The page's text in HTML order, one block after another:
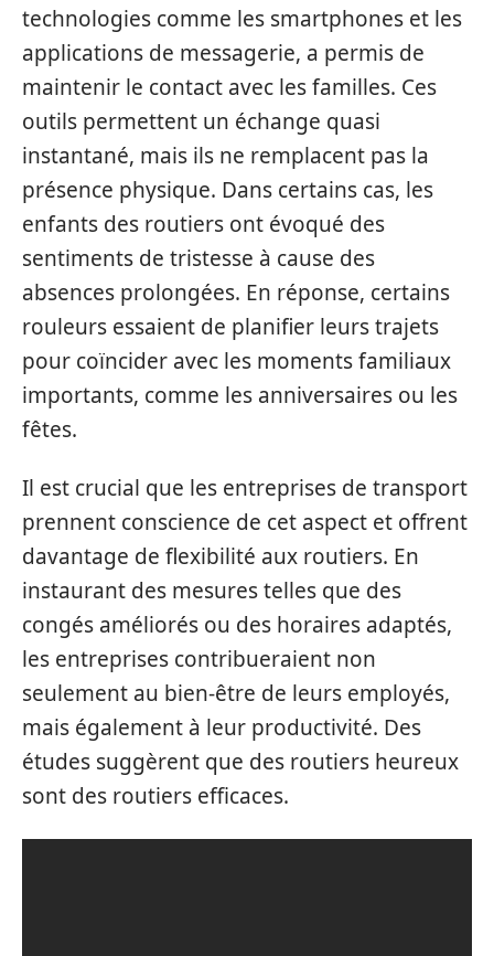
technologies comme les smartphones et les
applications de messagerie, a permis de
maintenir le contact avec les familles. Ces
outils permettent un échange quasi
instantané, mais ils ne remplacent pas la
présence physique. Dans certains cas, les
enfants des routiers ont évoqué des
sentiments de tristesse à cause des
absences prolongées. En réponse, certains
rouleurs essaient de planifier leurs trajets
pour coïncider avec les moments familiaux
importants, comme les anniversaires ou les
fêtes.
Il est crucial que les entreprises de transport
prennent conscience de cet aspect et offrent
davantage de flexibilité aux routiers. En
instaurant des mesures telles que des
congés améliorés ou des horaires adaptés,
les entreprises contribueraient non
seulement au bien-être de leurs employés,
mais également à leur productivité. Des
études suggèrent que des routiers heureux
sont des routiers efficaces.